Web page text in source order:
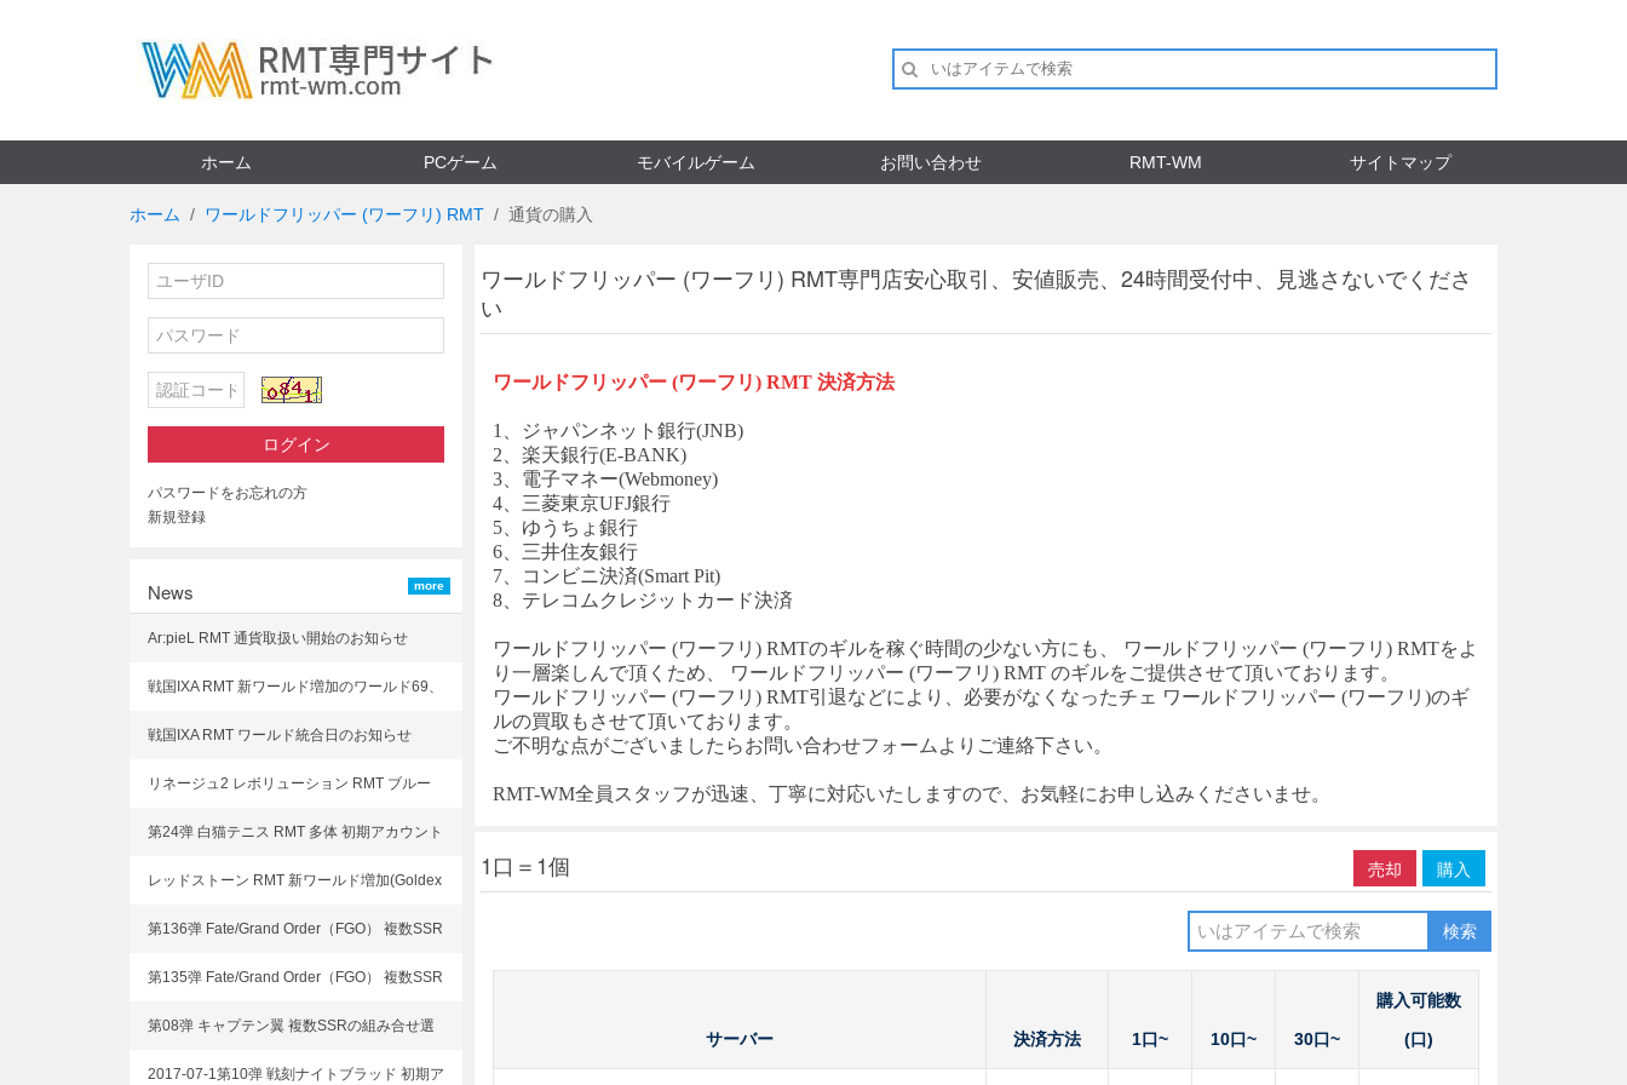
ホーム PCゲーム モバイルゲーム お問い合わせ RMT-WM サイトマップ
ホーム ワールドフリッパー (ワーフリ) RMT 通貨の購入
ログイン
パスワードをお忘れの方
新規登録
more
News
Ar:pieL RMT 通貨取扱い開始のお知らせ
戦国IXA RMT 新ワールド増加のワールド69、
戦国IXA RMT ワールド統合日のお知らせ
リネージュ2 レボリューション RMT ブルー
第24弹 白猫テニス RMT 多体 初期アカウント
レッドストーン RMT 新ワールド増加(Goldex
第136弹 Fate/Grand Order（FGO） 複数SSR
第135弹 Fate/Grand Order（FGO） 複数SSR
第08弹 キャプテン翼 複数SSRの組み合せ選
2017-07-1第10弹 戦刻ナイトブラッド 初期ア
ワールドフリッパー (ワーフリ) RMT専門店安心取引、安値販売、24時間受付中、見逃さないでくださ
い
ワールドフリッパー (ワーフリ) RMT 決済方法
1、ジャパンネット銀行(JNB)
2、楽天銀行(E-BANK)
3、電子マネー(Webmoney)
4、三菱東京UFJ銀行
5、ゆうちょ銀行
6、三井住友銀行
7、コンビニ決済(Smart Pit)
8、テレコムクレジットカード決済
ワールドフリッパー (ワーフリ) RMTのギルを稼ぐ時間の少ない方にも、 ワールドフリッパー (ワーフリ) RMTをよ
り一層楽しんで頂くため、
ワールドフリッパー (ワーフリ) RMT のギルをご提供させて頂いております。
ワールドフリッパー (ワーフリ) RMT引退などにより、必要がなくなったチェ ワールドフリッパー (ワーフリ)のギ
ルの買取もさせて頂いております。
ご不明な点がございましたらお問い合わせフォームよりご連絡下さい。
RMT-WM全員スタッフが迅速、丁寧に対応いたしますので、お気軽にお申し込みくださいませ。
1口＝1個 購入
売却
検索
サーバー 決済方法 1口~ 10口~ 30口~
購入可能数
(口)